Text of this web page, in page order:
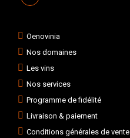
Oenovinia
Nos domaines
Les vins
Nos services
Programme de fidélité
Livraison & paiement
Conditions générales de vente